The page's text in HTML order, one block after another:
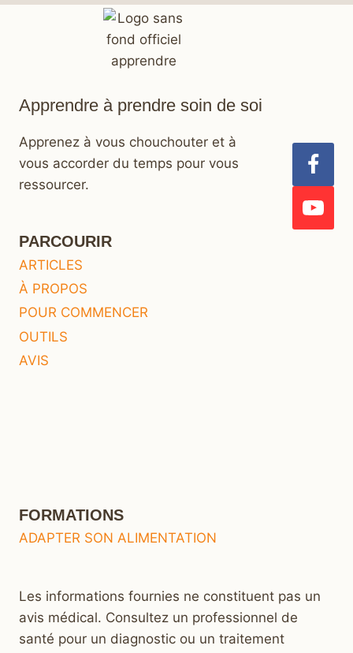
Apprendre à prendre soin de soi
Apprenez à vous chouchouter et à
vous accorder du temps pour vous
ressourcer.
PARCOURIR
ARTICLES
À PROPOS
POUR COMMENCER
OUTILS
AVIS
FORMATIONS
ADAPTER SON ALIMENTATION
Les informations fournies ne constituent pas un
avis médical. Consultez un professionnel de
santé pour un diagnostic ou un traitement